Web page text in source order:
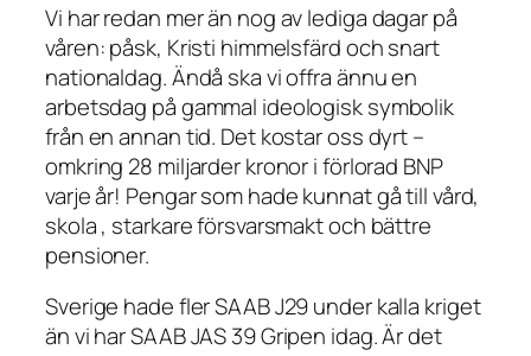
Vi har redan mer än nog av lediga dagar på
våren: påsk, Kristi himmelsfärd och snart
nationaldag. Ändå ska vi offra ännu en
arbetsdag på gammal ideologisk symbolik
från en annan tid. Det kostar oss dyrt –
omkring 28 miljarder kronor i förlorad BNP
varje år! Pengar som hade kunnat gå till vård,
skola , starkare försvarsmakt och bättre
pensioner.
Sverige hade fler SAAB J29 under kalla kriget
än vi har SAAB JAS 39 Gripen idag. Är det